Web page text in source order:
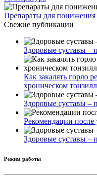
Препараты для понижения
Свежие публикации
Здоровые суставы –
Как закалять горло
хроническом
Здоровые суставы –
Рекомендации после
Здоровые суставы –
Режим работы